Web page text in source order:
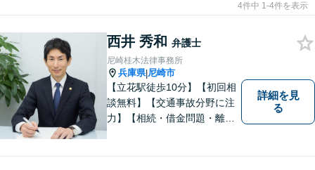
4件中 1-4件を表示
西井 秀和 弁護士
尼崎桂木法律事務所
兵庫県|尼崎市
【立花駅徒歩10分】【初回相
談無料】【交通事故分野に注
力】【相続・借金問題・離
詳細を見
る